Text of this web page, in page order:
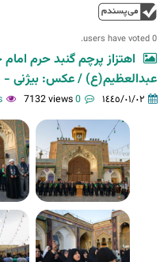
0 users have voted.
اهتزاز پرچم گنبد حرم
عبدالعظیم(ع) / عکس: بیژنی
١٤٤٥/٠١/٠٢ 0 comments
7132 views